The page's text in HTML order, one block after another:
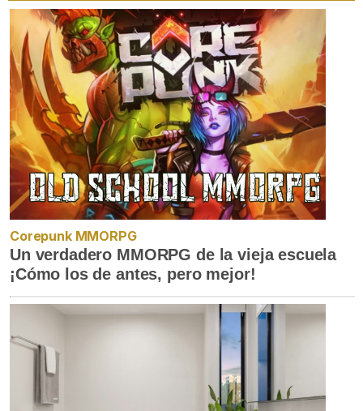
Corepunk MMORPG
Un verdadero MMORPG de la vieja escuela
¡Cómo los de antes, pero mejor!